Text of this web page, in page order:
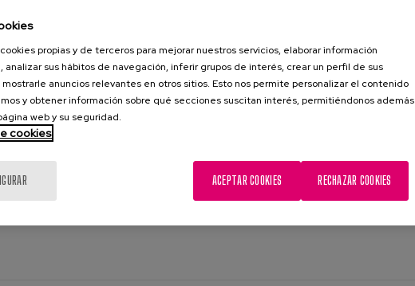
de enfermería
organización con más de 130 años de
la geriatría. Contamos con más de 1200
buscamos incorporar a nuestro equipo a
para varios de nuestros centros en
con personas responsables, con
evolucionar, a las que les guste trabajar en
Que cuenten con...
propias y de terceros para mejorar nuestros servicios, elaborar información
analizar sus hábitos de navegación, inferir grupos de interés, crear un perfil de sus
anuncios relevantes en otros sitios. Esto nos permite personalizar el contenido
y obtener información sobre qué secciones suscitan interés, permitiéndonos además
web y su seguridad.
cookies
RECHAZAR COOKIES
ACEPTAR COOKIES